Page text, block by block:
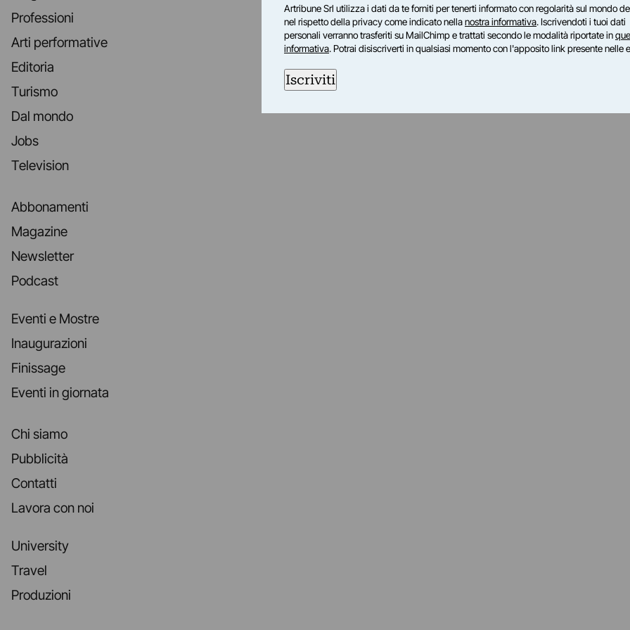
Professioni
Arti performative
Editoria
Turismo
Dal mondo
Jobs
Television
Abbonamenti
Magazine
Newsletter
Podcast
Eventi e Mostre
Inaugurazioni
Finissage
Eventi in giornata
Chi siamo
Pubblicità
Contatti
Lavora con noi
University
Travel
Produzioni
Artribune Srl utilizza i dati da te forniti per tenerti informato con regolarità sul mondo
nel rispetto della privacy come indicato nellanostra informativa. Iscrivendoti i tuoi dati
personali verranno trasferiti su MailChimp e trattati secondo le modalità riportate in
informativa. Potrai disiscriverti in qualsiasi momento con l'apposito link presente nelle
Iscriviti